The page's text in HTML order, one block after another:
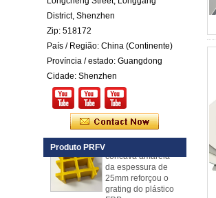
District, Shenzhen
Zip: 518172
País / Região: China (Continente)
Província / estado: Guangdong
Cidade: Shenzhen
Produto PRFV
GRP FRP do preto
da espessura de
Painel composto
em espuma de
poliuretano
reforçado com fibra
de vidro FRP PU
para reboques
A fibra de vidro
côncava amarela
25mm reforçou o
grating do plástico
FRP